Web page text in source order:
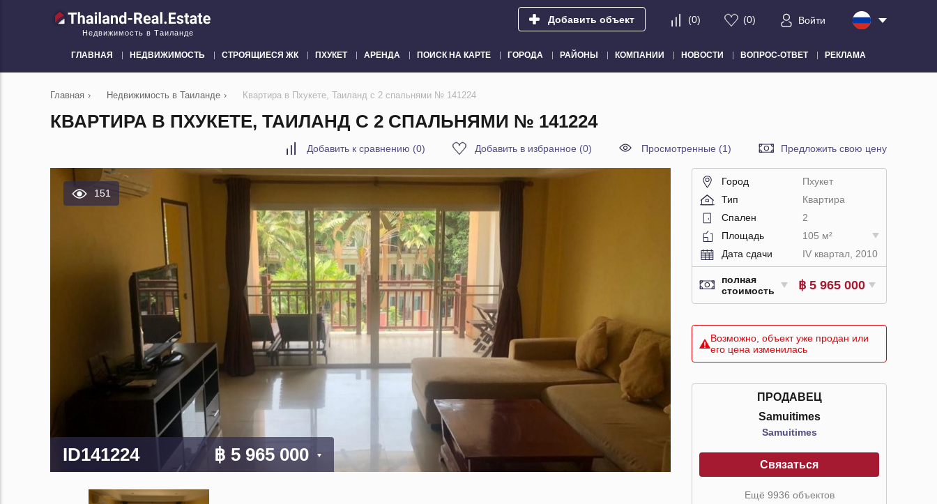
Недвижимость в Таиланде
Добавить объект (0) (0) Войти
ГЛАВНАЯ НЕДВИЖИМОСТЬ СТРОЯЩИЕСЯ ЖК ПХУКЕТ АРЕНДА ПОИСК НА КАРТЕ ГОРОДА РАЙОНЫ КОМПАНИИ НОВОСТИ ВОПРОС-ОТВЕТ РЕКЛАМА
Главная › Недвижимость в Таиланде › Квартира в Пхукете, Таиланд с 2 спальнями № 141224
КВАРТИРА В ПХУКЕТЕ, ТАИЛАНД С 2 СПАЛЬНЯМИ № 141224
Добавить к сравнению (0) Добавить в избранное (0) Просмотренные (1) Предложить свою цену
151
ID141224 ฿ 5 965 000
Город
Пхукет
Тип
Квартира
Спален
2
Площадь
105 м²
Дата сдачи
IV квартал, 2010
полная
стоимость
฿ 5 965 000
Возможно, объект уже продан или
его цена изменилась
ПРОДАВЕЦ
Samuitimes
Samuitimes
Связаться
Ещё 9936 объектов